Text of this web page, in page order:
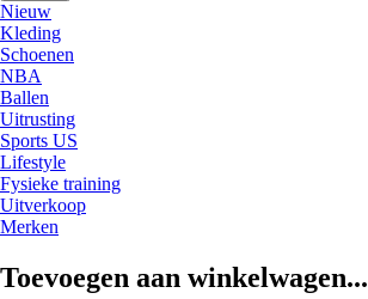
Nieuw
Kleding
Schoenen
NBA
Ballen
Uitrusting
Sports US
Lifestyle
Fysieke training
Uitverkoop
Merken
Toevoegen aan winkelwagen...